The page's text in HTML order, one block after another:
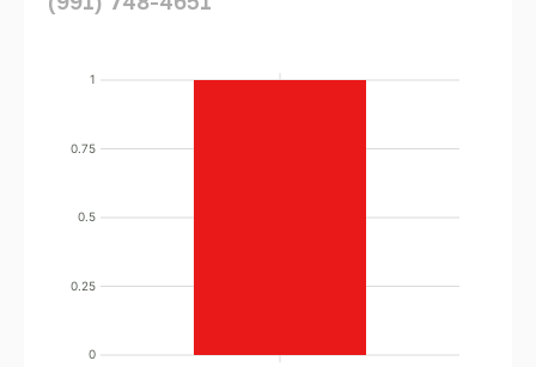
0
0.25
0.5
0.75
1